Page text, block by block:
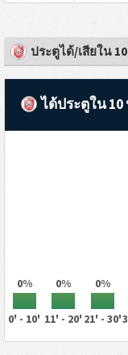
ประตูได้/เสียใน
ได้ประตูใน 10
0% 0% 0%
0' - 10' 11' - 20' 21' - 30'